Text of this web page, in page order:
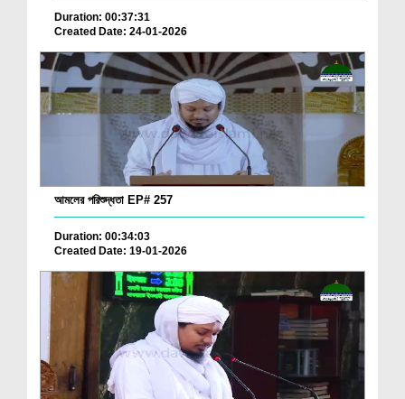
Duration: 00:37:31
Created Date: 24-01-2026
আমলের পরিশুদ্ধতা EP# 257
Duration: 00:34:03
Created Date: 19-01-2026